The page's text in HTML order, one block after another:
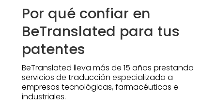
Por qué confiar en
BeTranslated para tus
patentes
BeTranslated lleva más de 15 años prestando
servicios de traducción especializada a
empresas tecnológicas, farmacéuticas e
industriales.